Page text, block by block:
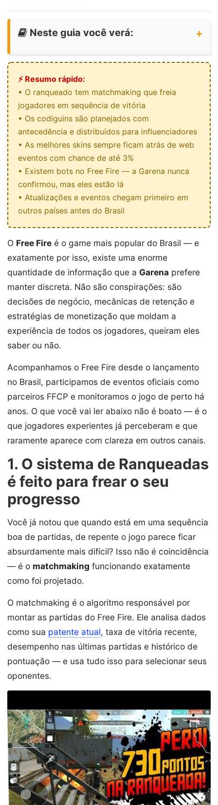
Neste guia você verá:
⚡ Resumo rápido:
• O ranqueado tem matchmaking que freia
jogadores em sequência de vitória
• Os codiguins são planejados com
antecedência e distribuídos para influenciadores
• As melhores skins sempre ficam atrás de web
eventos com chance de até 3%
• Existem bots no Free Fire — a Garena nunca
confirmou, mas eles estão lá
• Atualizações e eventos chegam primeiro em
outros países antes do Brasil
O Free Fire é o game mais popular do Brasil — e
exatamente por isso, existe uma enorme
quantidade de informação que a Garena prefere
manter discreta. Não são conspirações: são
decisões de negócio, mecânicas de retenção e
estratégias de monetização que moldam a
experiência de todos os jogadores, queiram eles
saber ou não.
Acompanhamos o Free Fire desde o lançamento
no Brasil, participamos de eventos oficiais como
parceiros FFCP e monitoramos o jogo de perto há
anos. O que você vai ler abaixo não é boato — é o
que jogadores experientes já perceberam e que
raramente aparece com clareza em outros canais.
1. O sistema de Ranqueadas
é feito para frear o seu
progresso
Você já notou que quando está em uma sequência
boa de partidas, de repente o jogo parece ficar
absurdamente mais difícil? Isso não é coincidência
— é o matchmaking funcionando exatamente
como foi projetado.
O matchmaking é o algoritmo responsável por
montar as partidas do Free Fire. Ele analisa dados
como sua patente atual, taxa de vitória recente,
desempenho nas últimas partidas e histórico de
pontuação — e usa tudo isso para selecionar seus
oponentes.